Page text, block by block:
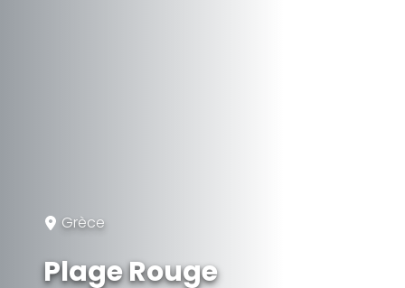
Grèce
Plage Rouge